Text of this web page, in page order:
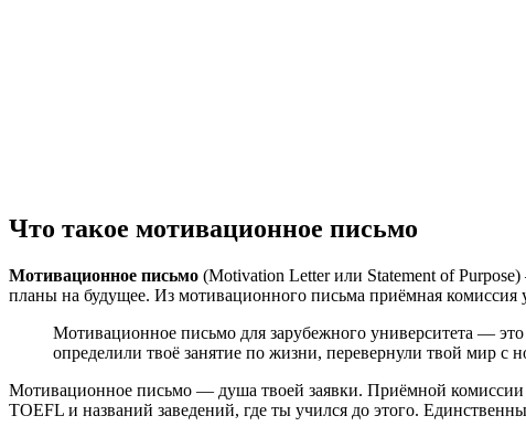
Что такое мотивационное письмо
Мотивационное письмо (Motivation Letter или Statement of
планы на будущее. Из мотивационного письма приёмная комиссия
Мотивационное письмо для зарубежного университета —
определили твоё занятие по жизни, перевернули твой мир с
Мотивационное письмо — душа твоей заявки. Приёмной
TOEFL и названий заведений, где ты учился до этого.